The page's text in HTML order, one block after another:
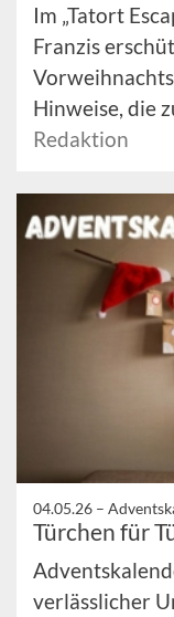
Im „Tatort
Franzis
Hinweise, die
Redaktion
04.05.26 –
Türchen für
verlässlicher